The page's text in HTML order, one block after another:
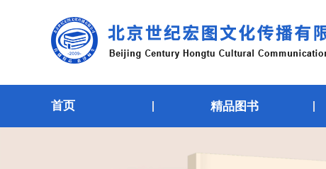
首页 精品图书